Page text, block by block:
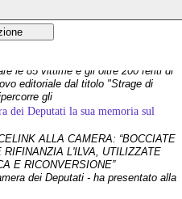
e la cerniera con la NATO
agosto 1980 insanguinò la stazione
le 85 vittime e gli oltre 200 feriti di
editoriale dal titolo "Strage di
gli
dei Deputati la sua memoria sul
ALLA CAMERA: “BOCCIATE
L'ILVA, UTILIZZATE
E RICONVERSIONE”
dei Deputati - ha presentato alla
e finisce sempre per